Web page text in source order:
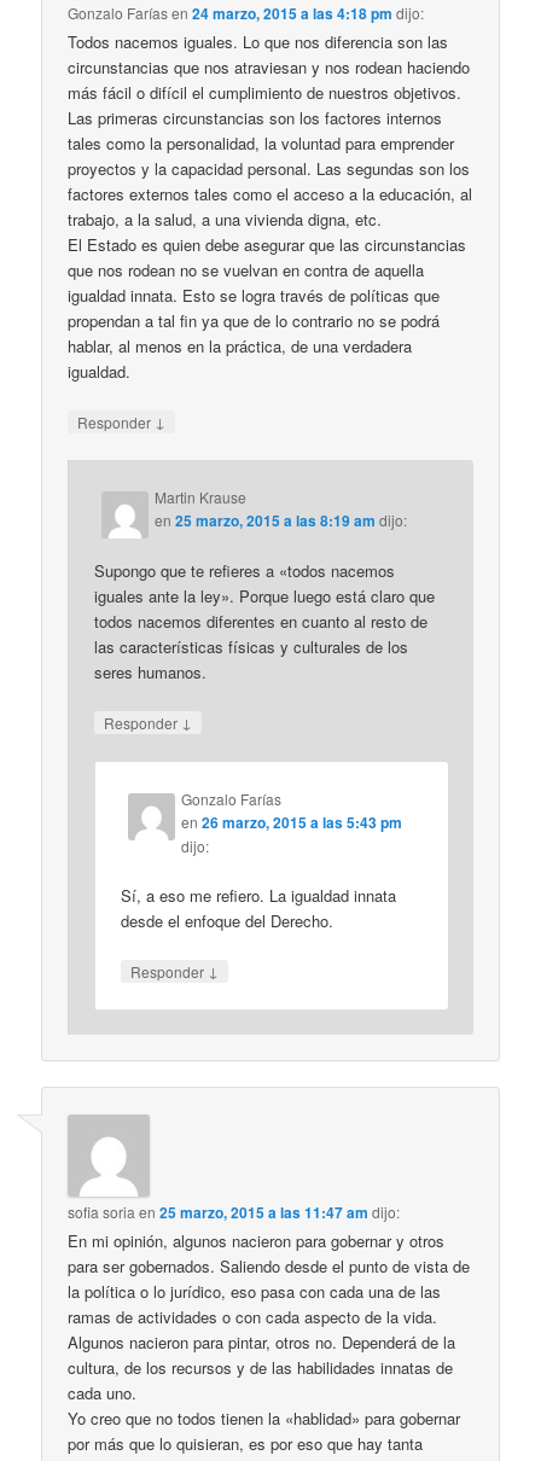
Gonzalo Faríasen24 marzo, 2015 a las 4:18 pm dijo:
Todos nacemos iguales. Lo que nos diferencia son las
circunstancias que nos atraviesan y nos rodean haciendo
más fácil o difícil el cumplimiento de nuestros objetivos.
Las primeras circunstancias son los factores internos
tales como la personalidad, la voluntad para emprender
proyectos y la capacidad personal. Las segundas son los
factores externos tales como el acceso a la educación, al
trabajo, a la salud, a una vivienda digna, etc.
El Estado es quien debe asegurar que las circunstancias
que nos rodean no se vuelvan en contra de aquella
igualdad innata. Esto se logra través de políticas que
propendan a tal fin ya que de lo contrario no se podrá
hablar, al menos en la práctica, de una verdadera
igualdad.
Responder ↓
Martin Krause
en25 marzo, 2015 a las 8:19 am dijo:
Supongo que te refieres a «todos nacemos
iguales ante la ley». Porque luego está claro que
todos nacemos diferentes en cuanto al resto de
las características físicas y culturales de los
seres humanos.
Responder ↓
Gonzalo Farías
en26 marzo, 2015 a las 5:43 pm
dijo:
Sí, a eso me refiero. La igualdad innata
desde el enfoque del Derecho.
Responder ↓
sofia soria en25 marzo, 2015 a las 11:47 am dijo:
En mi opinión, algunos nacieron para gobernar y otros
para ser gobernados. Saliendo desde el punto de vista de
la política o lo jurídico, eso pasa con cada una de las
ramas de actividades o con cada aspecto de la vida.
Algunos nacieron para pintar, otros no. Dependerá de la
cultura, de los recursos y de las habilidades innatas de
cada uno.
Yo creo que no todos tienen la «hablidad» para gobernar
por más que lo quisieran, es por eso que hay tanta